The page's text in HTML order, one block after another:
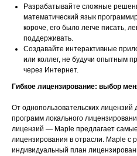
Разрабатывайте сложные
математический язык
короче, его было легче писать,
поддерживать.
Создавайте интерактивные
или коллег, не будучи опытным
через Интернет.
Гибкое лицензирование: выбор
От однопользовательских
программ локального
лицензий — Maple предлагает
лицензирования в отрасли. Maple с
индивидуальный план